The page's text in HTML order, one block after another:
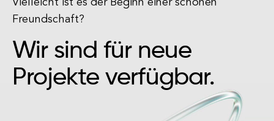
Vielleicht ist es der Beginn einer schönen
Freundschaft?
Wir sind für neue
Projekte verfügbar.